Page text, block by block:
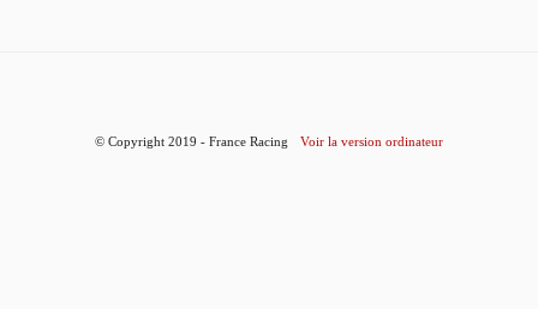
© Copyright 2019 - France Racing Voir la version ordinateur